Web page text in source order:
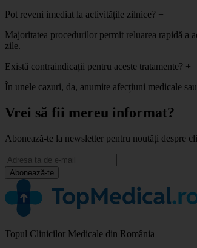
Pot reveni imediat la activitățile zilnice? +
Majoritatea procedurilor permit reluarea rapidă a
zile.
Există contraindicații pentru aceste tratamente? +
În unele cazuri, da, anumite afecțiuni medicale
Vrei să fii mereu informat?
Abonează-te la newsletter pentru noutăți despre
Abonează-te
Topul Clinicilor Medicale din România